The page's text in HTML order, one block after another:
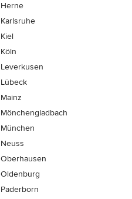
Herne
Karlsruhe
Kiel
Köln
Leverkusen
Lübeck
Mainz
Mönchen­gladbach
München
Neuss
Oberhausen
Oldenburg
Paderborn